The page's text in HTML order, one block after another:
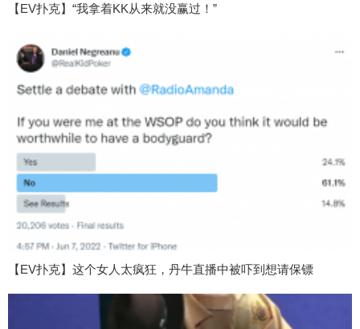
【EV扑克】“我拿着KK从来就没赢过！”
【EV扑克】这个女人太疯狂，丹牛直播中被吓到想请保镖